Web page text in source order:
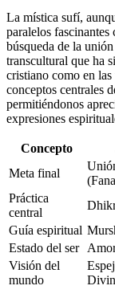
La mística sufí,
paralelos
búsqueda de la
transcultural que ha
cristiano como en
conceptos centrales
permitiéndonos
expresiones
Concepto
Meta final
Práctica
central
Guía espiritual
Estado del ser
Visión del
mundo